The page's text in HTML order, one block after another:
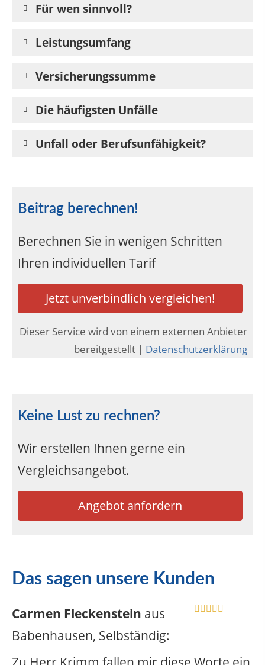
Für wen sinnvoll?
Leistungsumfang
Versicherungssumme
Die häufigsten Unfälle
Unfall oder Berufsunfähigkeit?
Beitrag berechnen!
Berechnen Sie in wenigen Schritten
Ihren individuellen Tarif
Jetzt unverbindlich vergleichen!
Dieser Service wird von einem externen Anbieter
bereitgestellt | Datenschutzerklärung
Keine Lust zu rechnen?
Wir erstellen Ihnen gerne ein
Vergleichsangebot.
Angebot anfordern
Das sagen unsere Kunden
Carmen Fleckenstein aus
Babenhausen, Selbständig: